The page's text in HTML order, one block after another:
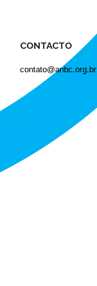
CONTACTO
contato@anbc.org.br